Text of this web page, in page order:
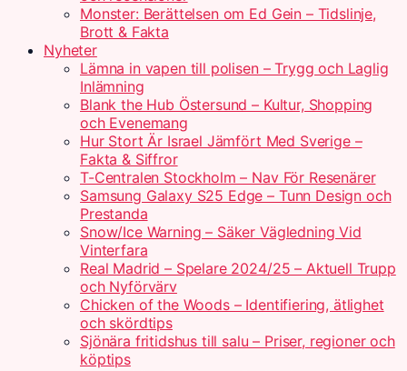
Monster: Berättelsen om Ed Gein – Tidslinje,
Brott & Fakta
Nyheter
Lämna in vapen till polisen – Trygg och Laglig
Inlämning
Blank the Hub Östersund – Kultur, Shopping
och Evenemang
Hur Stort Är Israel Jämfört Med Sverige –
Fakta & Siffror
T-Centralen Stockholm – Nav För Resenärer
Samsung Galaxy S25 Edge – Tunn Design och
Prestanda
Snow/Ice Warning – Säker Vägledning Vid
Vinterfara
Real Madrid – Spelare 2024/25 – Aktuell Trupp
och Nyförvärv
Chicken of the Woods – Identifiering, ätlighet
och skördtips
Sjönära fritidshus till salu – Priser, regioner och
köptips